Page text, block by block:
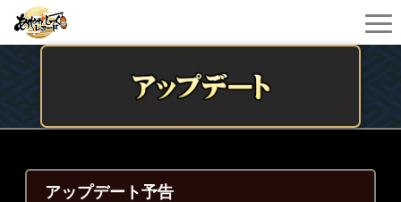
アップデート予告